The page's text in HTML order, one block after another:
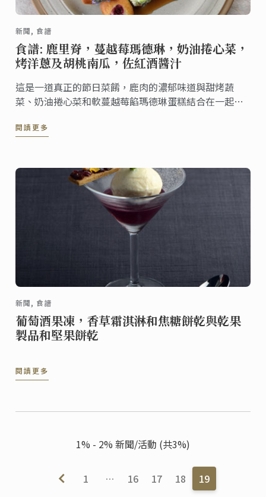
新聞, 食譜
食譜: 鹿里脊，蔓越莓瑪德琳，奶油捲心菜，
烤洋蔥及胡桃南瓜，佐紅酒醬汁
這是一道真正的節日菜餚，鹿肉的濃郁味道與甜烤蔬
菜、奶油捲心菜和軟蔓越莓餡瑪德琳蛋糕結合在一起，
閱讀更多
新聞, 食譜
葡萄酒果凍，香草霜淇淋和焦糖餅乾與乾果
製品和堅果餅乾
閱讀更多
1% - 2% 新聞/活動 (共3%)
1 … 16 17 18 19